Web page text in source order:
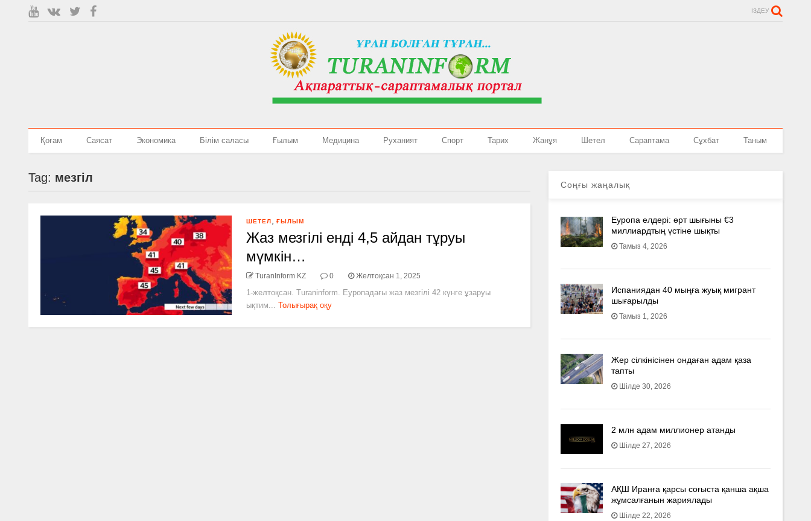
ІЗДЕУ
Қоғам Саясат Экономика Білім саласы Ғылым Медицина Руханият Спорт Тарих Жанұя Шетел Сараптама Сұхбат Таным
Tag: мезгіл
ШЕТЕЛ ҒЫЛЫМ
Жаз мезгілі енді 4,5 айдан тұруы
мүмкін…
TuranInform KZ 0 Желтоқсан 1, 2025
1-желтоқсан. Turaninform. Еуропадағы жаз мезгілі 42 күнге ұзаруы
ықтим... Толығырақ оқу
Соңғы жаңалық
Еуропа елдері: өрт шығыны €3
миллиардтың үстіне шықты
Тамыз 4, 2026
Испаниядан 40 мыңға жуық мигрант
шығарылды
Тамыз 1, 2026
Жер сілкінісінен ондаған адам қаза
тапты
Шілде 30, 2026
2 млн адам миллионер атанды
Шілде 27, 2026
АҚШ Иранға қарсы соғыста қанша ақша
жұмсалғанын жариялады
Шілде 22, 2026